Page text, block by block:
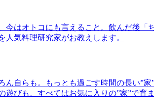
はオトコにも言えること。飲んだ後
気料理研究家がお教えします。
自らも。もっとも過ごす時間の長い”
びも、すべてはお気に入りの”家”で育